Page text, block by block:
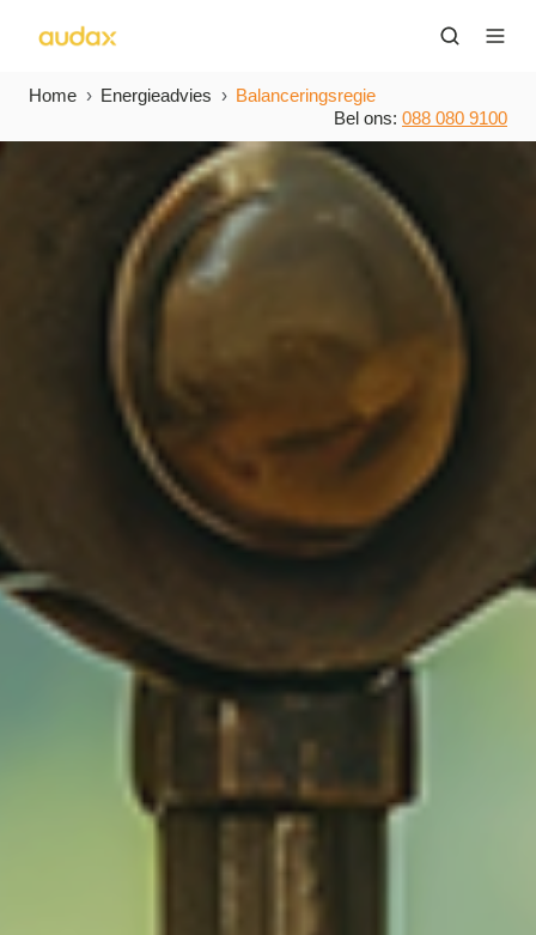
Home Energieadvies
Balanceringsregie
Bel ons: 088 080 9100